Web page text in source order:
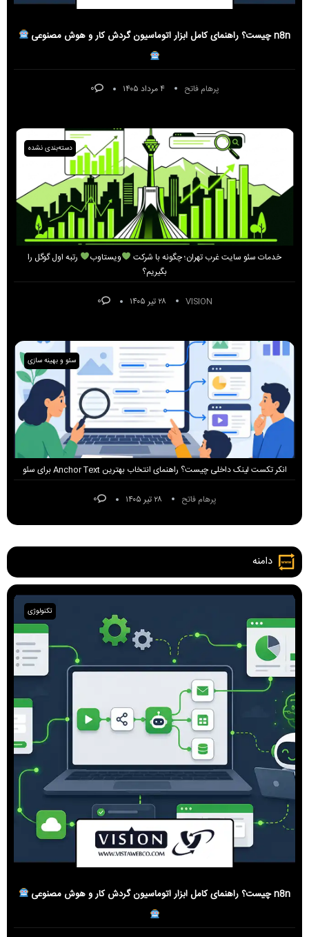
n8n چیست؟ راهنمای کامل ابزار اتوماسیون گردش کار و هوش مصنوعی
پرهام فاتح ۴ مرداد ۱۴۰۵ ۰
خدمات سئو سایت غرب تهران؛ چگونه با شرکت ویستاوب
رتبه اول گوگل را
بگیریم؟
VISION ۲۸ تیر ۱۴۰۵ ۰
دسته‌بندی نشده
انکر تکست لینک داخلی چیست؟ راهنمای انتخاب بهترین Anchor Text برای سئو
پرهام فاتح ۲۸ تیر ۱۴۰۵ ۰
سئو و بهینه سازی
دامنه
n8n چیست؟ راهنمای کامل ابزار اتوماسیون گردش کار و هوش مصنوعی
تکنولوژی